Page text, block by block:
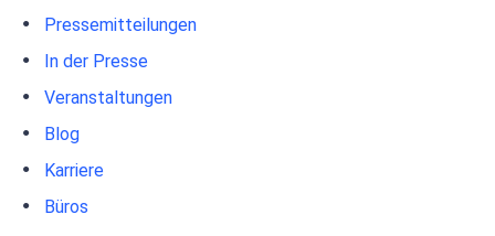
Pressemitteilungen
In der Presse
Veranstaltungen
Blog
Karriere
Büros